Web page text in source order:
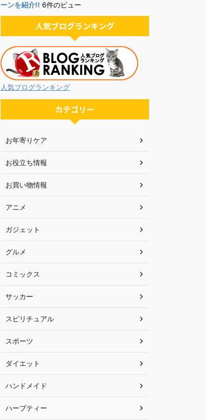
ーンを紹介!! 6件のビュー
人気ブログランキング
人気ブログランキング
カテゴリー
お年寄りケア
お役立ち情報
お買い物情報
アニメ
ガジェット
グルメ
コミックス
サッカー
スピリチュアル
スポーツ
ダイエット
ハンドメイド
ハーブティー